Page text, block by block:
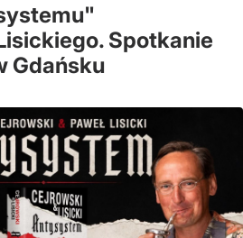
Spotkanie
Gdańsku